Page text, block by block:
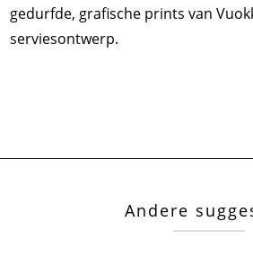
gedurfde, grafische prints van
serviesontwerp.
Andere